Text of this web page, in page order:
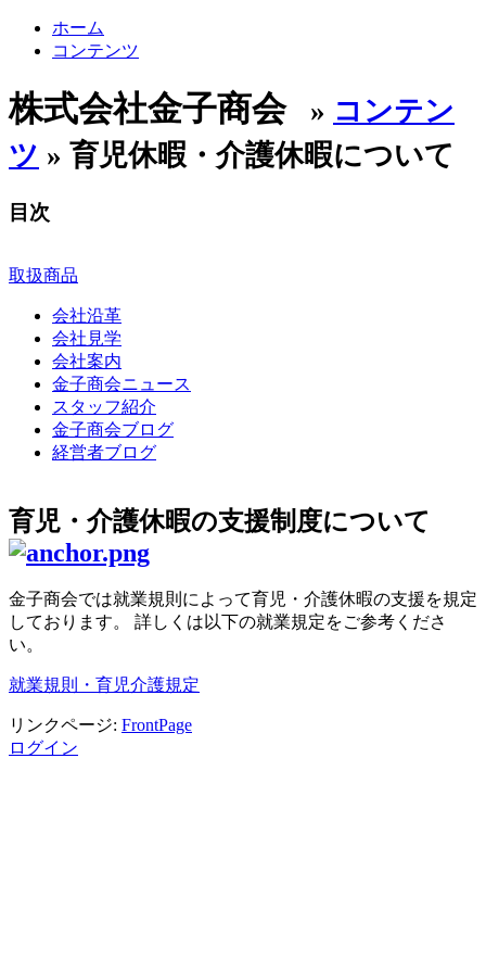
ホーム
コンテンツ
株式会社金子商会 » コンテン
ツ » 育児休暇・介護休暇について
目次
取扱商品
会社沿革
会社見学
会社案内
金子商会ニュース
スタッフ紹介
金子商会ブログ
経営者ブログ
育児・介護休暇の支援制度について
金子商会では就業規則によって育児・介護休暇の支援を規定
しております。 詳しくは以下の就業規定をご参考くださ
い。
就業規則・育児介護規定
リンクページ: FrontPage
ログイン